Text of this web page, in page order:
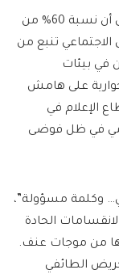
أشار وزير الإعلام السوري حمزة المصطفى إلى أن نسبة 60% من
تنبع من
في بيئات
على هامش
الإعلام في
في ظل فوضى
وكلمة مسؤولة”،
الحادة
من موجات عنف.
الطائفي